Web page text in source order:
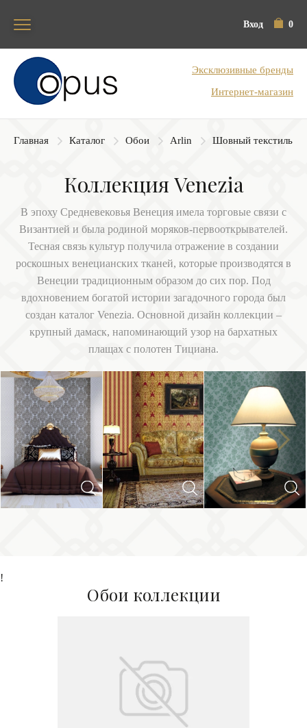
Вход 0
Блок поиска
Эксклюзивные бренды
Интернет-магазин
Главная Каталог Обои Arlin Шовный текстиль
Коллекция Venezia
В эпоху Средневековья Венеция имела торговые связи с
Византией и была родиной моряков-первооткрывателей.
Тесная связь культур получила отражение в создании
роскошных венецианских тканей, которые производятся в
Венеции традиционным образом до сих пор. Под
вдохновением богатой истории загадочного города был
создан каталог Venezia. Основной дизайн коллекции –
крупный дамаск, напоминающий узор на бархатных
плащах с полотен Тициана.
Previous
Next
!
Обои коллекции